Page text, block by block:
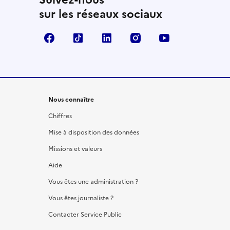
sur les réseaux sociaux
FacebookTikTok LinkedIn Instagram
Nous connaître
Chiffres
Mise à disposition des données
Missions et valeurs
Aide
Vous êtes une administration ?
Vous êtes journaliste ?
Contacter Service Public